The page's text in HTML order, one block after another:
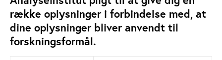
række oplysninger i forbindelse med, at
dine oplysninger bliver anvendt til
forskningsformål.